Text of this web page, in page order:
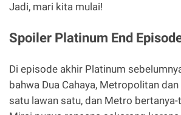
Jadi, mari kita mulai!
Spoiler Platinum End
Di episode akhir Platinum
bahwa Dua Cahaya, Metropolitan
satu lawan satu, dan Metro bertanya-